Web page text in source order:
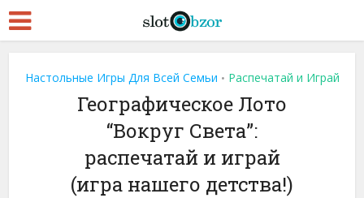
Настольные Игры Для Всей Семьи • Распечатай и Играй
Географическое Лото
“Вокруг Света”:
распечатай и играй
(игра нашего детства!)